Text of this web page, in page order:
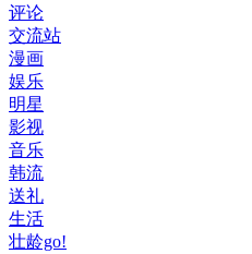
评论
交流站
漫画
娱乐
明星
影视
音乐
韩流
送礼
生活
壮龄go!